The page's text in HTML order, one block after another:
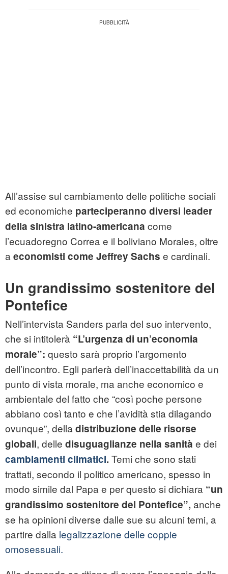
All’assise sul cambiamento delle politiche sociali
ed economiche parteciperanno diversi leader
della sinistra latino-americana come
l’ecuadoregno Correa e il boliviano Morales, oltre
a economisti come Jeffrey Sachs e cardinali.
Un grandissimo sostenitore del
Pontefice
Nell’intervista Sanders parla del suo intervento,
che si intitolerà “L’urgenza di un’economia
morale”: questo sarà proprio l’argomento
dell’incontro. Egli parlerà dell’inaccettabilità da un
punto di vista morale, ma anche economico e
ambientale del fatto che “così poche persone
abbiano così tanto e che l’avidità stia dilagando
ovunque”, della distribuzione delle risorse
globali, delle disuguaglianze nella sanità e dei
cambiamenti climatici. Temi che sono stati
trattati, secondo il politico americano, spesso in
modo simile dal Papa e per questo si dichiara “un
grandissimo sostenitore del Pontefice”, anche
se ha opinioni diverse dalle sue su alcuni temi, a
partire dalla legalizzazione delle coppie
omosessuali.